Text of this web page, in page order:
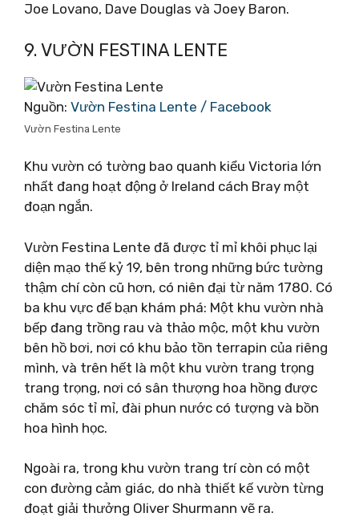
Joe Lovano, Dave Douglas và Joey Baron.
9. VƯỜN FESTINA LENTE
Nguồn: Vườn Festina Lente / Facebook
Vườn Festina Lente
Khu vườn có tường bao quanh kiểu Victoria lớn
nhất đang hoạt động ở Ireland cách Bray một
đoạn ngắn.
Vườn Festina Lente đã được tỉ mỉ khôi phục lại
diện mạo thế kỷ 19, bên trong những bức tường
thậm chí còn cũ hơn, có niên đại từ năm 1780. Có
ba khu vực để bạn khám phá: Một khu vườn nhà
bếp đang trồng rau và thảo mộc, một khu vườn
bên hồ bơi, nơi có khu bảo tồn terrapin của riêng
mình, và trên hết là một khu vườn trang trọng
trang trọng, nơi có sân thượng hoa hồng được
chăm sóc tỉ mỉ, đài phun nước có tượng và bồn
hoa hình học.
Ngoài ra, trong khu vườn trang trí còn có một
con đường cảm giác, do nhà thiết kế vườn từng
đoạt giải thưởng Oliver Shurmann vẽ ra.